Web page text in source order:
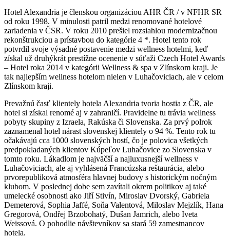
Hotel Alexandria je členskou organizáciou AHR ČR / v NFHR SR
od roku 1998. V minulosti patril medzi renomované hotelové
zariadenia v ČSR. V roku 2010 prešiel rozsiahlou modernizačnou
rekonštrukciou a prístavbou do kategórie 4 *. Hotel tento rok
potvrdil svoje výsadné postavenie medzi wellness hotelmi, keď
získal už druhýkrát prestížne ocenenie v súťaži Czech Hotel Awards
– Hotel roka 2014 v kategórii Wellness & spa v Zlínskom kraji. Je
tak najlepším wellness hotelom nielen v Luhačoviciach, ale v celom
Zlínskom kraji.
Prevažnú časť klientely hotela Alexandria tvoria hostia z ČR, ale
hotel si získal renomé aj v zahraničí. Pravidelne tu trávia wellness
pobyty skupiny z Izraela, Rakúska či Slovenska. Za prvý polrok
zaznamenal hotel nárast slovenskej klientely o 94 %. Tento rok tu
očakávajú cca 1000 slovenských hostí, čo je polovica všetkých
predpokladaných klientov Kúpeľov Luhačovice zo Slovenska v
tomto roku. Lákadlom je najväčší a najluxusnejší wellness v
Luhačoviciach, ale aj vyhlásená Francúzska reštaurácia, alebo
prvorepubliková atmosféra hlavnej budovy s historickým nočným
klubom. V poslednej dobe sem zavítali okrem politikov aj také
umelecké osobnosti ako Jiří Stivín, Miroslav Dvorský, Gabriela
Demeterová, Sophia Jaffé, Soňa Valentová, Miloslav Mejzlík, Hana
Gregorová, Ondřej Brzobohatý, Dušan Jamrich, alebo Iveta
Weissová. O pohodlie návštevníkov sa stará 59 zamestnancov
hotela.